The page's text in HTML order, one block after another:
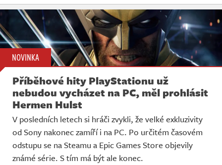
NOVINKA
Příběhové hity PlayStationu už
nebudou vycházet na PC, měl prohlásit
Hermen Hulst
V posledních letech si hráči zvykli, že velké exkluzivity
od Sony nakonec zamíří i na PC. Po určitém časovém
odstupu se na Steamu a Epic Games Store objevily
známé série. S tím má být ale konec.